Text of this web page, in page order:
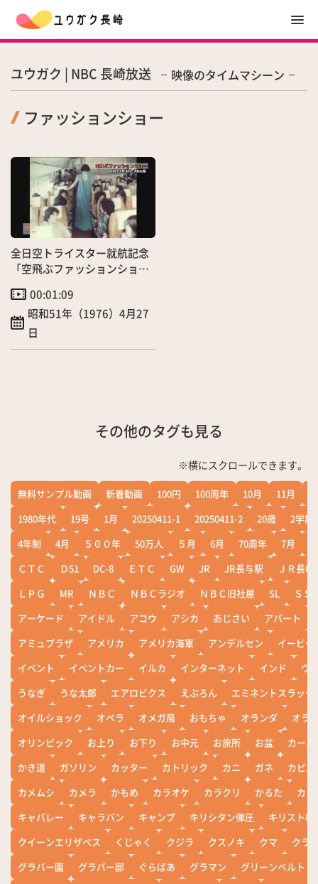
ユウガク | NBC 長崎放送 映像のタイムマシーン
ファッションショー
全日空トライスター就航記念
「空飛ぶファッションショ
00:01:09
昭和51年（1976）4月27
日
その他のタグも見る
※横にスクロールできます。
無料サンプル動画 新着動画 100円 100周年 10月 11月
1980年代
19号 1月 20250411-1 20250411-2 20歳
2学期
4年制
4月 ５００年 50万人 ５月 6月 70周年 7月
ＣＴＣ
Ｄ51 DC-8 ＥＴＣ GW JR JR長与駅
ＪＲ長崎
ＬＰＧ
MR ＮＢＣ ＮＢＣラジオ ＮＢＣ旧社屋 SL
ＳＳ
アーケード
アイドル アコウ アシカ あじさい アパート
アミュプラザ
アメリカ アメリカ海軍 アンデルセン
イービー
イベント
イベントカー イルカ インターネット インド
ウ
うなぎ
うな太郎 エアロビクス えぷろん
エミネントスラック
オイルショック
オペラ オメガ局 おもちゃ オランダ
オラ
オリンピック
お上り お下り お中元 お旅所 お盆
カー
かき道
ガソリン カッター カトリック カニ ガネ
カピバ
カメムシ
カメラ かもめ カラオケ カラクリ かるた
カレ
キャバレー
キャラバン キャンプ キリシタン弾圧
キリスト教
クイーンエリザベス
くじゃく クジラ クスノキ クマ
クラ
グラバー園
グラバー邸 ぐらばあ グラマン
グリーンベルト